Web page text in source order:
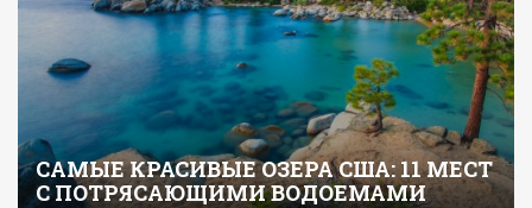
САМЫЕ КРАСИВЫЕ ОЗЕРА США: 11 МЕСТ
С ПОТРЯСАЮЩИМИ ВОДОЕМАМИ